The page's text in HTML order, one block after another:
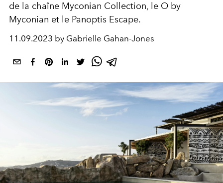
de la chaîne Myconian Collection, le O by
Myconian et le Panoptis Escape.
11.09.2023 by Gabrielle Gahan-Jones